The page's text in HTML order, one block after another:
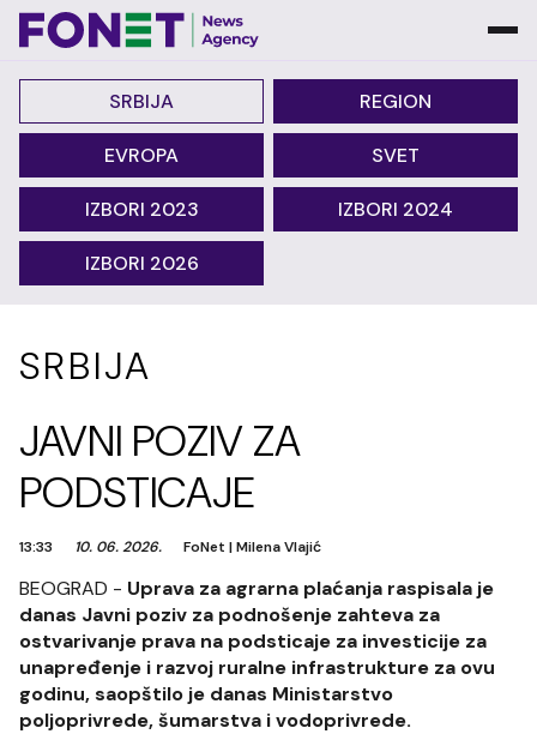
SRBIJA REGION
EVROPA SVET
IZBORI 2023 IZBORI 2024
IZBORI 2026
SRBIJA
JAVNI POZIV ZA
PODSTICAJE
13:33 10. 06. 2026. FoNet |Milena Vlajić
BEOGRAD - Uprava za agrarna plaćanja raspisala je
danas Javni poziv za podnošenje zahteva za
ostvarivanje prava na podsticaje za investicije za
unapređenje i razvoj ruralne infrastrukture za ovu
godinu, saopštilo je danas Ministarstvo
poljoprivrede, šumarstva i vodoprivrede.